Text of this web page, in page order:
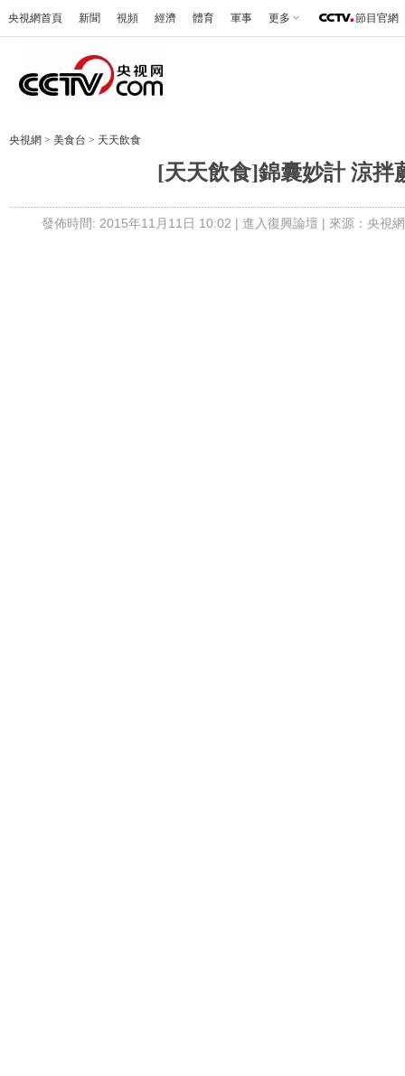
央視網首頁 新聞 視頻 經濟 體育 軍事 更多 節目官網
央視網 > 美食台 > 天天飲食
[天天飲食]錦囊妙計 涼拌
發佈時間: 2015年11月11日 10:02 | 進入復興論壇 | 來源：央視